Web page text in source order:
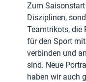
Zum Saisonstart
Disziplinen,
Teamtrikots, die
für den Sport
verbinden und
sind. Neue
haben wir auch